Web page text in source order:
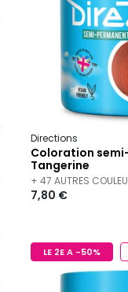
Directions
Coloration
Tangerine
+ 47 AUTRES
7,80 €
LE 2E A -50%